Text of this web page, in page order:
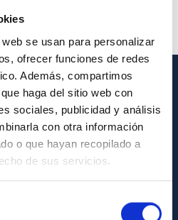
se usan para personalizar
ofrecer funciones de redes
Además, compartimos
haga del sitio web con
sociales, publicidad y análisis
con otra información
o que hayan recopilado a
de sus servicios.